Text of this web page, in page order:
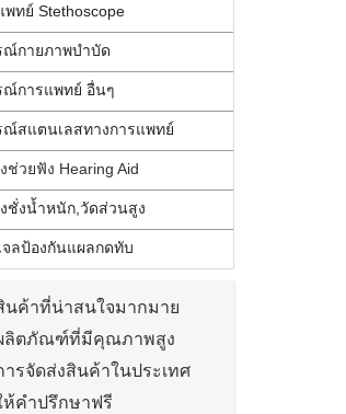
ทย์ Stethoscope
ณ์กายภาพบำบัด
ณ์การแพทย์ อื่นๆ
ณ์สแตนเลสทางการแพทย์
ช่วยฟัง Hearing Aid
งชั่งน้ำหนัก,วัดส่วนสูง
จลป้องกันแผลกดทับ
นค้าที่น่าสนใจมากมาย
ลิตภัณฑ์ที่มีคุณภาพสูง
ารจัดส่งสินค้าในประเทศ
ห้คำปรึกษาฟรี